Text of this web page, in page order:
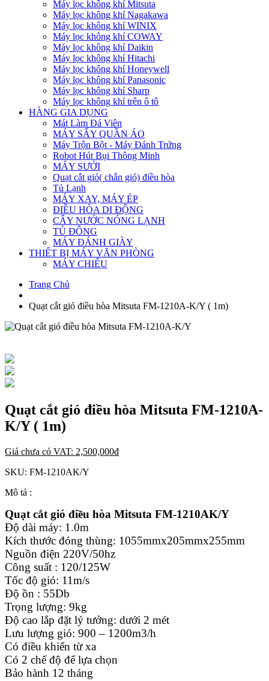
Máy lọc không khí Mitsuta
Máy lọc không khí Nagakawa
Máy lọc không khí WINIX
Máy lọc không khí COWAY
Máy lọc không khí Daikin
Máy lọc không khí Hitachi
Máy lọc không khí Honeywell
Máy lọc không khí Panasonic
Máy lọc không khí Sharp
Máy lọc không khí trên ô tô
HÀNG GIA DỤNG
Mát Làm Đá Viên
MÁY SẤY QUẦN ÁO
Máy Trộn Bột - Máy Đánh Trứng
Robot Hút Bụi Thông Minh
MÁY SƯỞI
Quạt cắt gió( chắn gió) điều hòa
Tủ Lạnh
MÁY XAY, MÁY ÉP
ĐIỀU HÒA DI ĐỘNG
CÂY NƯỚC NÓNG LẠNH
TỦ ĐÔNG
MÁY ĐÁNH GIÀY
THIẾT BỊ MÁY VĂN PHÒNG
MÁY CHIẾU
Trang Chủ
Quạt cắt gió điều hòa Mitsuta FM-1210A-K/Y ( 1m)
Quạt cắt gió điều hòa Mitsuta FM-1210A-
K/Y ( 1m)
Giá chưa có VAT: 2,500,000đ
SKU: FM-1210AK/Y
Mô tả :
Quạt cắt gió điều hòa Mitsuta FM-1210AK/Y
Độ dài máy: 1.0m
Kích thước đóng thùng: 1055mmx205mmx255mm
Nguồn điện 220V/50hz
Công suất : 120/125W
Tốc độ gió: 11m/s
Độ ồn : 55Db
Trọng lượng: 9kg
Độ cao lắp đặt lý tưởng: dưới 2 mét
Lưu lượng gió: 900 – 1200m3/h
Có điều khiển từ xa
Có 2 chế độ để lựa chọn
Bảo hành 12 tháng